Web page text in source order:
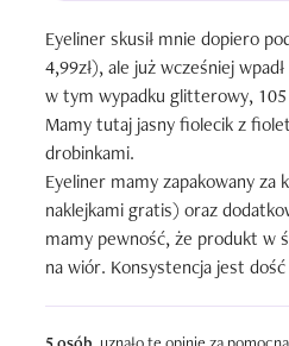
Eyeliner skusił mnie dopiero
4,99zł), ale już wcześniej
w tym wypadku glitterowy, 105
Mamy tutaj jasny fiolecik z
drobinkami.
Eyeliner mamy zapakowany za
naklejkami gratis) oraz
mamy pewność, że produkt w
na wiór. Konsystencja jest dość